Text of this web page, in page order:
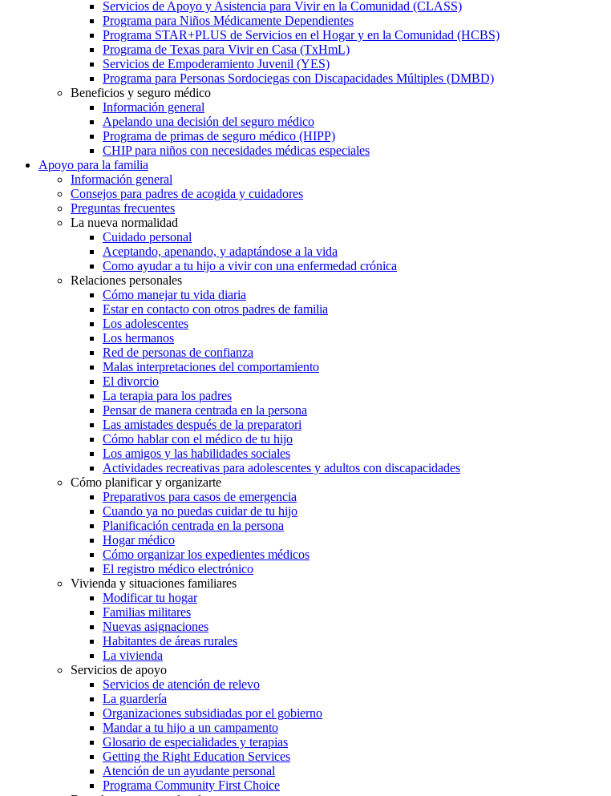
Servicios de Apoyo y Asistencia para Vivir en la Comunidad (CLASS)
Programa para Niños Médicamente Dependientes
Programa STAR+PLUS de Servicios en el Hogar y en la Comunidad (HCBS)
Programa de Texas para Vivir en Casa (TxHmL)
Servicios de Empoderamiento Juvenil (YES)
Programa para Personas Sordociegas con Discapacidades Múltiples (DMBD)
Beneficios y seguro médico
Información general
Apelando una decisión del seguro médico
Programa de primas de seguro médico (HIPP)
CHIP para niños con necesidades médicas especiales
Apoyo para la familia
Información general
Consejos para padres de acogida y cuidadores
Preguntas frecuentes
La nueva normalidad
Cuidado personal
Aceptando, apenando, y adaptándose a la vida
Como ayudar a tu hijo a vivir con una enfermedad crónica
Relaciones personales
Cómo manejar tu vida diaria
Estar en contacto con otros padres de familia
Los adolescentes
Los hermanos
Red de personas de confianza
Malas interpretaciones del comportamiento
El divorcio
La terapia para los padres
Pensar de manera centrada en la persona
Las amistades después de la preparatori
Cómo hablar con el médico de tu hijo
Los amigos y las habilidades sociales
Actividades recreativas para adolescentes y adultos con discapacidades
Cómo planificar y organizarte
Preparativos para casos de emergencia
Cuando ya no puedas cuidar de tu hijo
Planificación centrada en la persona
Hogar médico
Cómo organizar los expedientes médicos
El registro médico electrónico
Vivienda y situaciones familiares
Modificar tu hogar
Familias militares
Nuevas asignaciones
Habitantes de áreas rurales
La vivienda
Servicios de apoyo
Servicios de atención de relevo
La guardería
Organizaciones subsidiadas por el gobierno
Mandar a tu hijo a un campamento
Glosario de especialidades y terapias
Getting the Right Education Services
Atención de un ayudante personal
Programa Community First Choice